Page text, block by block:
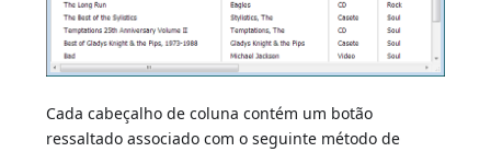
Cada cabeçalho de coluna contém um botão
ressaltado associado com o seguinte método de